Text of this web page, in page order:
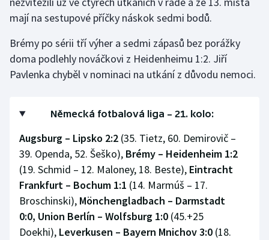
mají na sestupové příčky náskok sedmi bodů.
Brémy po sérii tří výher a sedmi zápasů bez porážky
doma podlehly nováčkovi z Heidenheimu 1:2. Jiří
Pavlenka chyběl v nominaci na utkání z důvodu nemoci.
Německá fotbalová liga – 21. kolo:
Augsburg – Lipsko 2:2 (35. Tietz, 60. Demirovič –
39. Openda, 52. Šeško), Brémy – Heidenheim 1:2
(19. Schmid – 12. Maloney, 18. Beste), Eintracht
Frankfurt – Bochum 1:1 (14. Marmúš – 17.
Broschinski), Mönchengladbach – Darmstadt
0:0, Union Berlín – Wolfsburg 1:0 (45.+25
Doekhi), Leverkusen – Bayern Mnichov 3:0 (18.